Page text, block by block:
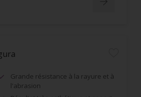
Grande résistance à la rayure et à
l'abrasion